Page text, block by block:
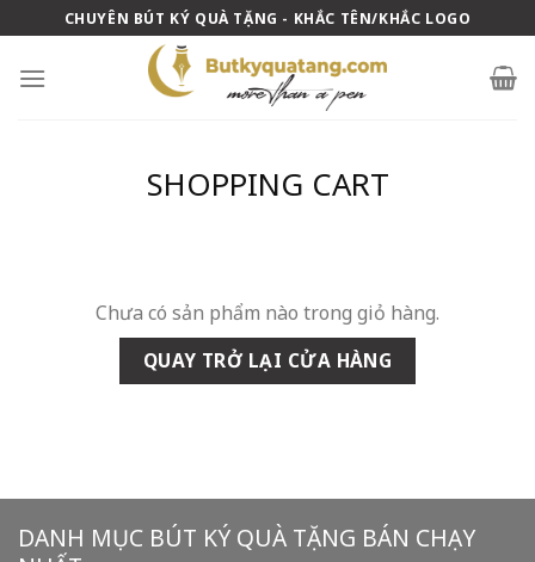
to
content
CHUYÊN BÚT KÝ QUÀ TẶNG - KHẮC TÊN/KHẮC LOGO
SHOPPING CART
Chưa có sản phẩm nào trong giỏ hàng.
QUAY TRỞ LẠI CỬA HÀNG
DANH MỤC BÚT KÝ QUÀ TẶNG BÁN CHẠY